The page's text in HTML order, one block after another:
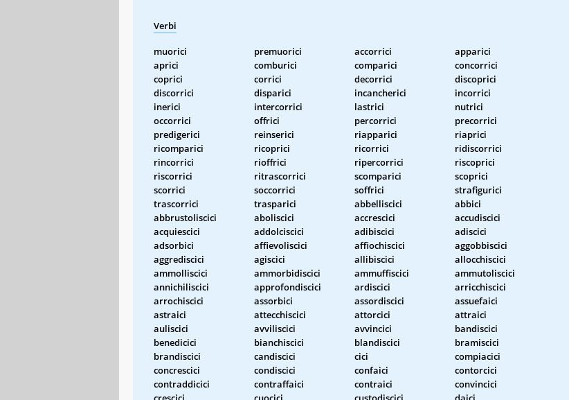
Verbi
muorici premuorici accorrici
apparici
aprici
comburici comparici
concorrici
coprici
corrici decorrici
discoprici
discorrici
disparici incancherici
incorrici
inerici
intercorrici lastrici
nutrici
occorrici
offrici percorrici
precorrici
predigerici
reinserici riapparici
riaprici
ricomparici
ricoprici ricorrici
ridiscorrici
rincorrici
rioffrici ripercorrici
riscoprici
riscorrici
ritrascorrici scomparici
scoprici
scorrici
soccorrici soffrici
strafigurici
trascorrici
trasparici abbelliscici
abbici
abbrustoliscici
aboliscici accrescici
accudiscici
acquiescici
addolciscici adibiscici
adiscici
adsorbici
affievoliscici affiochiscici
aggobbiscici
aggrediscici
agiscici allibiscici
allocchiscici
ammolliscici
ammorbidiscici ammuffiscici
ammutoliscici
annichiliscici
approfondiscici ardiscici
arricchiscici
arrochiscici
assorbici assordiscici
assuefaici
astraici
attecchiscici attorcici
attraici
auliscici
avviliscici avvincici
bandiscici
benedicici
bianchiscici blandiscici
bramiscici
brandiscici
candiscici cici
compiacici
concrescici
condiscici confaici
contorcici
contraddicici
contraffaici contraici
convincici